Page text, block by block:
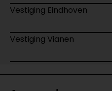
Vestiging Eindhoven
Vestiging Vianen